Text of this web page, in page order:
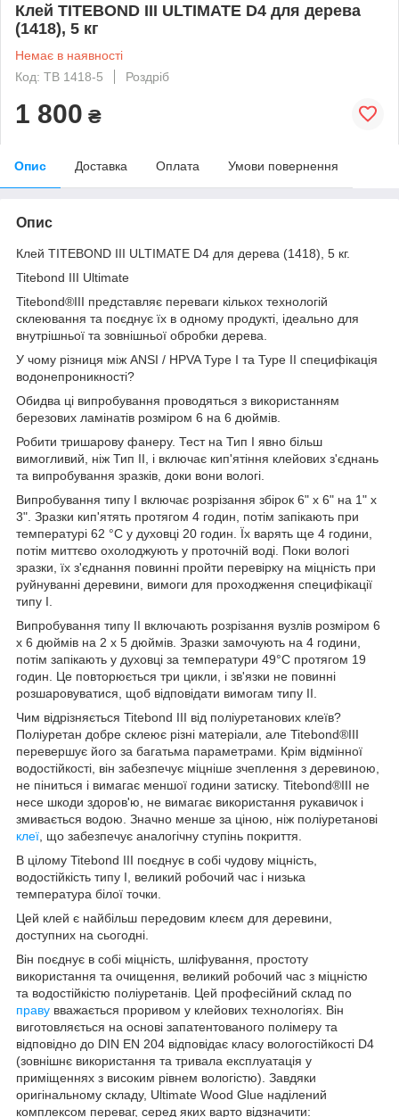
Клей TITEBOND III ULTIMATE D4 для дерева
(1418), 5 кг
Немає в наявності
Код: ТВ 1418-5
Роздріб
1 800 ₴
Опис Доставка Оплата Умови повернення
Опис
Клей TITEBOND III ULTIMATE D4 для дерева (1418), 5 кг.
Titebond III Ultimate
Titebond®III представляє переваги кількох технологій
склеювання та поєднує їх в одному продукті, ідеально для
внутрішньої та зовнішньої обробки дерева.
У чому різниця між ANSI / HPVA Type I та Type II специфікація
водонепроникності?
Обидва ці випробування проводяться з використанням
березових ламінатів розміром 6 на 6 дюймів.
Робити тришарову фанеру. Тест на Тип I явно більш
вимогливий, ніж Тип II, і включає кип'ятіння клейових з'єднань
та випробування зразків, доки вони вологі.
Випробування типу I включає розрізання збірок 6" х 6" на 1" х
3". Зразки кип'ятять протягом 4 годин, потім запікають при
температурі 62 °C у духовці 20 годин. Їх варять ще 4 години,
потім миттєво охолоджують у проточній воді. Поки вологі
зразки, їх з'єднання повинні пройти перевірку на міцність при
руйнуванні деревини, вимоги для проходження специфікації
типу I.
Випробування типу II включають розрізання вузлів розміром 6
х 6 дюймів на 2 х 5 дюймів. Зразки замочують на 4 години,
потім запікають у духовці за температури 49°C протягом 19
годин. Це повторюється три цикли, і зв'язки не повинні
розшаровуватися, щоб відповідати вимогам типу II.
Чим відрізняється Titebond III від поліуретанових клеїв?
Поліуретан добре склеює різні матеріали, але Titebond®III
перевершує його за багатьма параметрами. Крім відмінної
водостійкості, він забезпечує міцніше зчеплення з деревиною,
не піниться і вимагає меншої години затиску. Titebond®III не
несе шкоди здоров'ю, не вимагає використання рукавичок і
змивається водою. Значно менше за ціною, ніж поліуретанові
клеї , що забезпечує аналогічну ступінь покриття.
В цілому Titebond III поєднує в собі чудову міцність,
водостійкість типу I, великий робочий час і низька
температура білої точки.
Цей клей є найбільш передовим клеєм для деревини,
доступних на сьогодні.
Він поєднує в собі міцність, шліфування, простоту
використання та очищення, великий робочий час з міцністю
та водостійкістю поліуретанів. Цей професійний склад по
праву вважається проривом у клейових технологіях. Він
виготовляється на основі запатентованого полімеру та
відповідно до DIN EN 204 відповідає класу вологостійкості D4
(зовнішнє використання та тривала експлуатація у
приміщеннях з високим рівнем вологістю). Завдяки
оригінальному складу, Ultimate Wood Glue наділений
комплексом переваг, серед яких варто відзначити: